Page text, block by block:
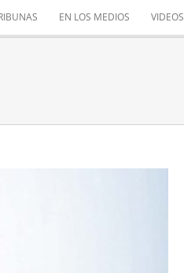
EN LOS MEDIOS VIDEOS